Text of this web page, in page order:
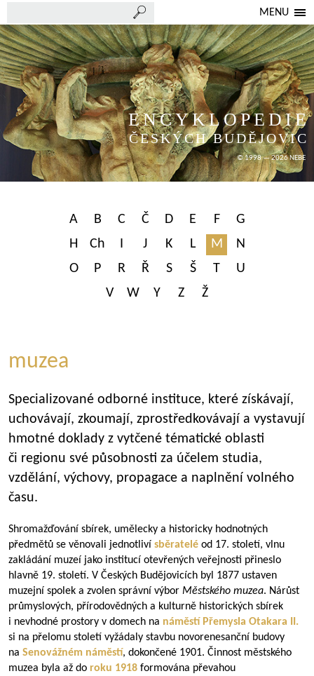
MENU
ENCYKLOPEDIE
ČESKÝCH BUDĚJOVIC
© 1998 — 2026 NEBE
A B C Č D E F
G
H
Ch I J K L M
N
O
P R Ř S Š T
U
V
W Y Z Ž
muzea
Specializované odborné instituce, které získávají,
uchovávají, zkoumají, zprostředkovávají a vystavují
hmotné doklady z vytčené tématické oblasti
či regionu své působnosti za účelem studia,
vzdělání, výchovy, propagace a naplnění volného
času.
Shromažďování sbírek, umělecky a historicky hodnotných
předmětů se věnovali jednotliví sběratelé od 17. století, vlnu
zakládání muzeí jako institucí otevřených veřejnosti přineslo
hlavně 19. století. V Českých Budějovicích byl 1877 ustaven
muzejní spolek a zvolen správní výbor Městského muzea. Nárůst
průmyslových, přírodovědných a kulturně historických sbírek
i nevhodné prostory v domech na náměstí Přemysla Otakara II.
si na přelomu století vyžádaly stavbu novorenesanční budovy
na Senovážném náměstí, dokončené 1901. Činnost městského
muzea byla až do roku 1918 formována převahou